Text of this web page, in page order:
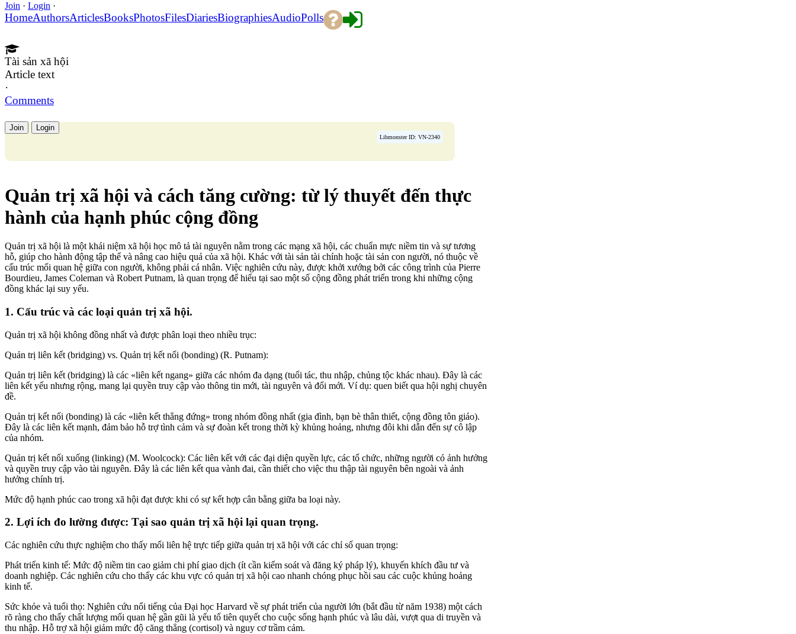
Join · Login ·
HomeAuthorsArticlesBooksPhotosFilesDiariesBiographiesAudioPolls
Tài sản xã hội
Article text
·
Comments
Join Login
Libmonster ID: VN-2340
Quản trị xã hội và cách tăng cường: từ lý thuyết đến thực
hành của hạnh phúc cộng đồng
Quản trị xã hội là một khái niệm xã hội học mô tả tài nguyên nằm trong các mạng xã hội, các chuẩn mực niềm tin và sự tương
hỗ, giúp cho hành động tập thể và nâng cao hiệu quả của xã hội. Khác với tài sản tài chính hoặc tài sản con người, nó thuộc về
cấu trúc mối quan hệ giữa con người, không phải cá nhân. Việc nghiên cứu này, được khởi xướng bởi các công trình của Pierre
Bourdieu, James Coleman và Robert Putnam, là quan trọng để hiểu tại sao một số cộng đồng phát triển trong khi những cộng
đồng khác lại suy yếu.
1. Cấu trúc và các loại quản trị xã hội.
Quản trị xã hội không đồng nhất và được phân loại theo nhiều trục:
Quản trị liên kết (bridging) vs. Quản trị kết nối (bonding) (R. Putnam):
Quản trị liên kết (bridging) là các «liên kết ngang» giữa các nhóm đa dạng (tuổi tác, thu nhập, chủng tộc khác nhau). Đây là các
liên kết yếu nhưng rộng, mang lại quyền truy cập vào thông tin mới, tài nguyên và đổi mới. Ví dụ: quen biết qua hội nghị chuyên
đề.
Quản trị kết nối (bonding) là các «liên kết thẳng đứng» trong nhóm đồng nhất (gia đình, bạn bè thân thiết, cộng đồng tôn giáo).
Đây là các liên kết mạnh, đảm bảo hỗ trợ tình cảm và sự đoàn kết trong thời kỳ khủng hoảng, nhưng đôi khi dẫn đến sự cô lập
của nhóm.
Quản trị kết nối xuống (linking) (M. Woolcock): Các liên kết với các đại diện quyền lực, các tổ chức, những người có ảnh hưởng
và quyền truy cập vào tài nguyên. Đây là các liên kết qua vành đai, cần thiết cho việc thu thập tài nguyên bên ngoài và ảnh
hưởng chính trị.
Mức độ hạnh phúc cao trong xã hội đạt được khi có sự kết hợp cân bằng giữa ba loại này.
2. Lợi ích đo lường được: Tại sao quản trị xã hội lại quan trọng.
Các nghiên cứu thực nghiệm cho thấy mối liên hệ trực tiếp giữa quản trị xã hội với các chỉ số quan trọng:
Phát triển kinh tế: Mức độ niềm tin cao giảm chi phí giao dịch (ít cần kiểm soát và đăng ký pháp lý), khuyến khích đầu tư và
doanh nghiệp. Các nghiên cứu cho thấy các khu vực có quản trị xã hội cao nhanh chóng phục hồi sau các cuộc khủng hoảng
kinh tế.
Sức khỏe và tuổi thọ: Nghiên cứu nổi tiếng của Đại học Harvard về sự phát triển của người lớn (bắt đầu từ năm 1938) một cách
rõ ràng cho thấy chất lượng mối quan hệ gần gũi là yếu tố tiên quyết cho cuộc sống hạnh phúc và lâu dài, vượt qua di truyền và
thu nhập. Hỗ trợ xã hội giảm mức độ căng thẳng (cortisol) và nguy cơ trầm cảm.